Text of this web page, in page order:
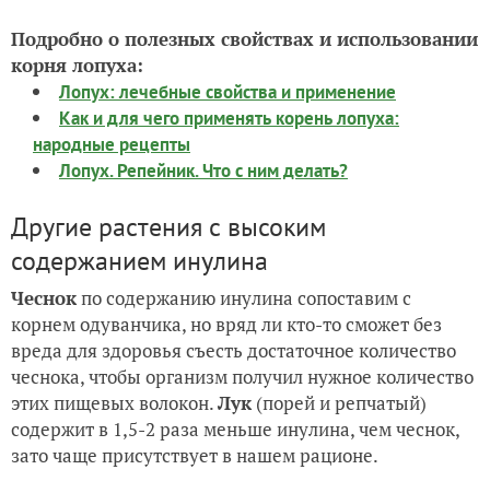
Подробно о полезных свойствах и использовании
корня лопуха:
Лопух: лечебные свойства и применение
Как и для чего применять корень лопуха:
народные рецепты
Лопух. Репейник. Что с ним делать?
Другие растения с высоким
содержанием инулина
Чеснокпо содержанию инулина сопоставим с
корнем одуванчика, но вряд ли кто-то сможет без
вреда для здоровья съесть достаточное количество
чеснока, чтобы организм получил нужное количество
этих пищевых волокон.Лук (порей и репчатый)
содержит в 1,5-2 раза меньше инулина, чем чеснок,
зато чаще присутствует в нашем рационе.